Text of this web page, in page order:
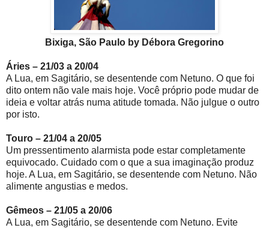
Bixiga, São Paulo by Débora Gregorino
Áries – 21/03 a 20/04
A Lua, em Sagitário, se desentende com Netuno. O que foi
dito ontem não vale mais hoje. Você próprio pode mudar de
ideia e voltar atrás numa atitude tomada. Não julgue o outro
por isto.
Touro – 21/04 a 20/05
Um pressentimento alarmista pode estar completamente
equivocado. Cuidado com o que a sua imaginação produz
hoje. A Lua, em Sagitário, se desentende com Netuno. Não
alimente angustias e medos.
Gêmeos – 21/05 a 20/06
A Lua, em Sagitário, se desentende com Netuno. Evite